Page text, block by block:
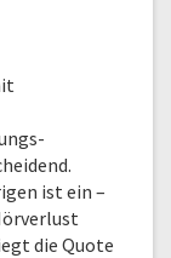
ist ein –
die Quote